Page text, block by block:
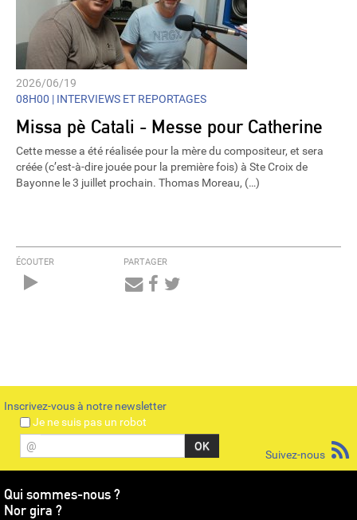
2026/06/19
08H00 | INTERVIEWS ET REPORTAGES
Missa pè Catali - Messe pour Catherine
Cette messe a été réalisée pour la mère du compositeur, et sera
créée (c’est-à-dire jouée pour la première fois) à Ste Croix de
Bayonne le 3 juillet prochain. Thomas Moreau, (…)
ÉCOUTER PARTAGER
Inscrivez-vous à notre newsletter
Je ne suis pas un robot
@
Suivez-nous
Qui sommes-nous ?
Nor gira ?